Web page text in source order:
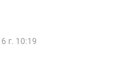
г. 10:19